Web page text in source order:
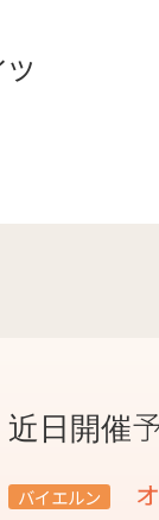
ツ
近日開催
バイエルン